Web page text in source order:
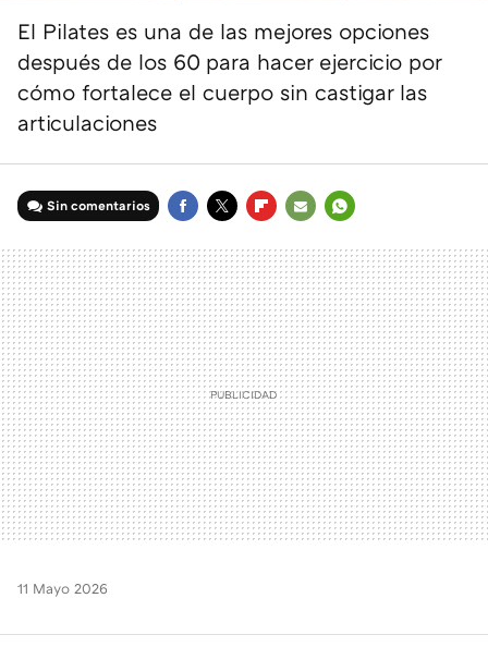
El Pilates es una de las mejores opciones
después de los 60 para hacer ejercicio por
cómo fortalece el cuerpo sin castigar las
articulaciones
Sin comentarios
MAIL
11 Mayo 2026